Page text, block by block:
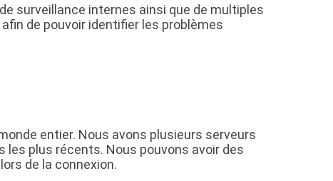
surveillance internes ainsi que de multiples
de pouvoir identifier les problèmes
entier. Nous avons plusieurs serveurs
plus récents. Nous pouvons avoir des
de la connexion.